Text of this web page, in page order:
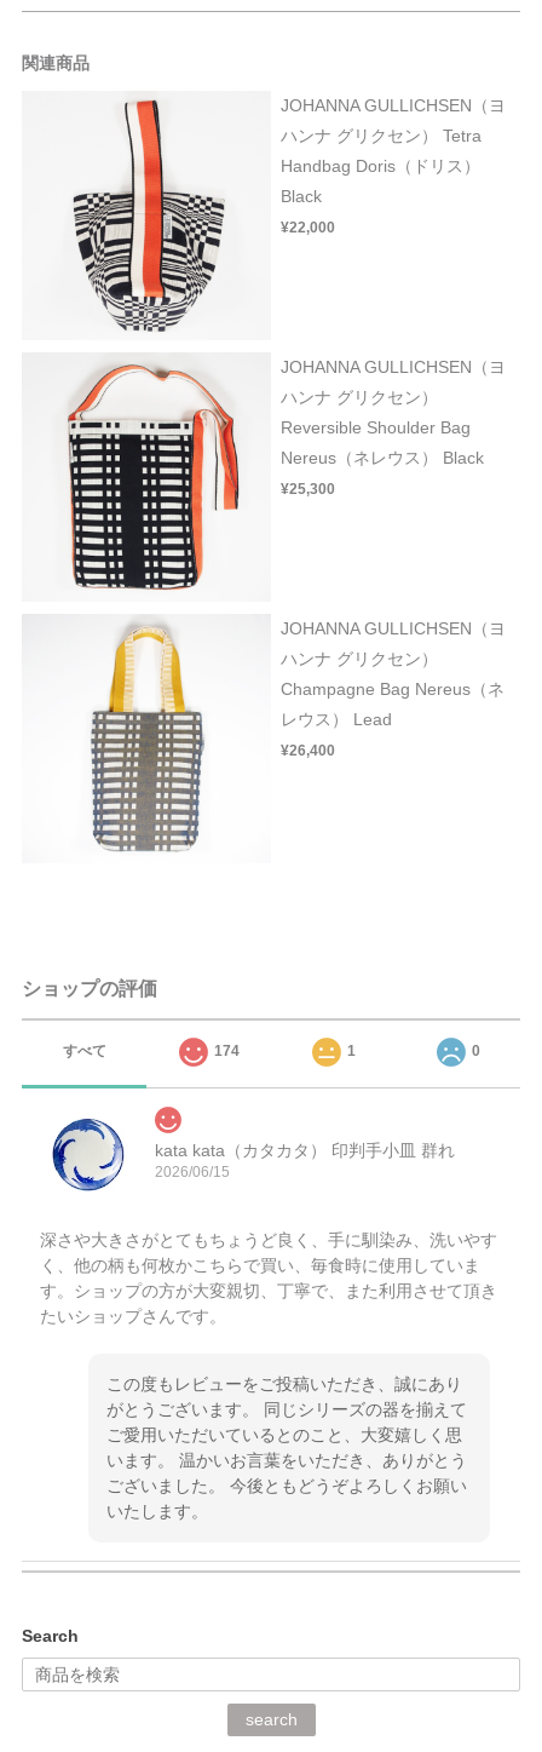
関連商品
JOHANNA GULLICHSEN（ヨ
ハンナ グリクセン） Tetra
Handbag Doris（ドリス）
Black
¥22,000
JOHANNA GULLICHSEN（ヨ
ハンナ グリクセン）
Reversible Shoulder Bag
Nereus（ネレウス） Black
¥25,300
JOHANNA GULLICHSEN（ヨ
ハンナ グリクセン）
Champagne Bag Nereus（ネ
レウス） Lead
¥26,400
ショップの評価
すべて 174 1 0
kata kata（カタカタ） 印判手小皿 群れ
2026/06/15
深さや大きさがとてもちょうど良く、手に馴染み、洗いやす
く、他の柄も何枚かこちらで買い、毎食時に使用していま
す。ショップの方が大変親切、丁寧で、また利用させて頂き
たいショップさんです。
この度もレビューをご投稿いただき、誠にあり
がとうございます。 同じシリーズの器を揃えて
ご愛用いただいているとのこと、大変嬉しく思
います。 温かいお言葉をいただき、ありがとう
ございました。 今後ともどうぞよろしくお願い
いたします。
深さや大きさがとてもちょうど良く、手に馴染み、洗いやす
く、他の柄も何枚かこちらで買い、毎食時に使用していま
Search
search